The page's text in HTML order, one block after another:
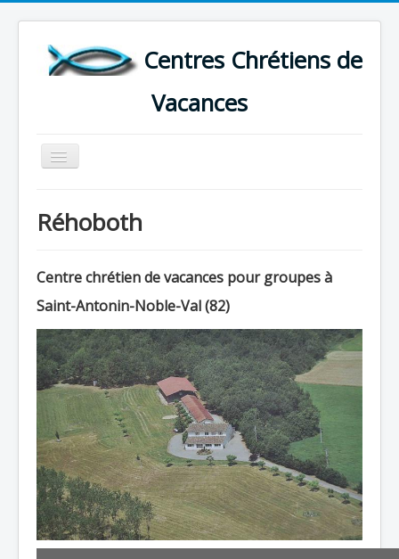
Centres Chrétiens de
Vacances
Basculer
la
CARTE DES CENTRES DE VACANCES .
Réhoboth
Centre chrétien de vacances pour groupes à
Saint-Antonin-Noble-Val (82)